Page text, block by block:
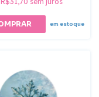
em estoque